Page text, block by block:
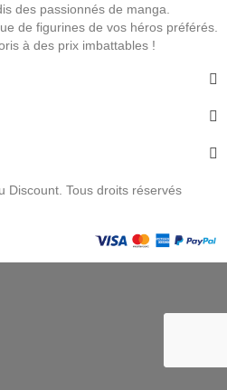
des passionnés de manga.
de figurines de vos héros préférés.
à des prix imbattables !
Discount. Tous droits réservés